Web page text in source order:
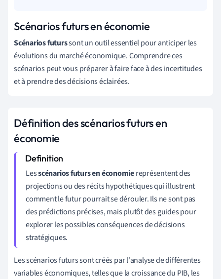
Scénarios futurs en économie
Scénarios futurssont un outil essentiel pour anticiper les
évolutions du marché économique. Comprendre ces
scénarios peut vous préparer à faire face à des incertitudes
et à prendre des décisions éclairées.
Définition des scénarios futurs en
économie
Lesscénarios futurs en économiereprésentent des
projections ou des récits hypothétiques qui illustrent
comment le futur pourrait se dérouler. Ils ne sont pas
des prédictions précises, mais plutôt des guides pour
explorer les possibles conséquences de décisions
stratégiques.
Les scénarios futurs sont créés par l'analyse de différentes
variables économiques, telles que la croissance du PIB, les